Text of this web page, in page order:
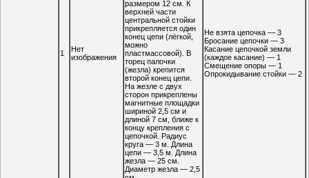
1
Нет
изображения
размером 12 см. К
верхней части
центральной стойки
прикрепляется один
конец цепи (лёгкой,
можно
пластмассовой). В
торец палочки
(жезла) крепится
второй конец цепи.
На жезле с двух
сторон прикреплены
магнитные площадки
шириной 2,5 см и
длиной 7 см, ближе к
концу крепления с
цепочкой. Радиус
круга — 3 м. Длина
цепи — 3,5 м. Длина
жезла — 25 см.
Диаметр жезла — 2,5
Не взята цепочка — 3
Бросание цепочки — 3
Касание цепочкой земли
(каждое касание) — 1
Смещение опоры — 1
Опрокидывание стойки — 2